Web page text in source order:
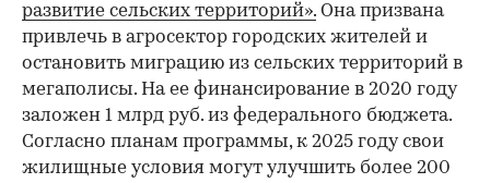
развитие сельских территорий». Она призвана
привлечь в агросектор городских жителей и
остановить миграцию из сельских территорий в
мегаполисы. На ее финансирование в 2020 году
заложен 1 млрд руб. из федерального бюджета.
Согласно планам программы, к 2025 году свои
жилищные условия могут улучшить более 200